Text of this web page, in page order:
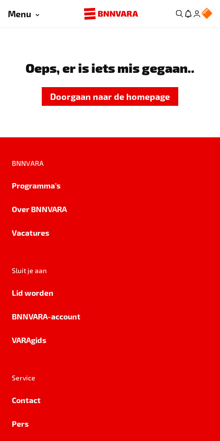
Menu
Oeps, er is iets mis gegaan..
Doorgaan naar de homepage
BNNVARA
Programma's
Over BNNVARA
Vacatures
Sluit je aan
Lid worden
BNNVARA-account
VARAgids
Service
Contact
Pers